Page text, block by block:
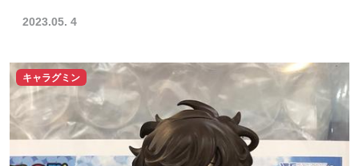
2023.05. 4
キャラグミン